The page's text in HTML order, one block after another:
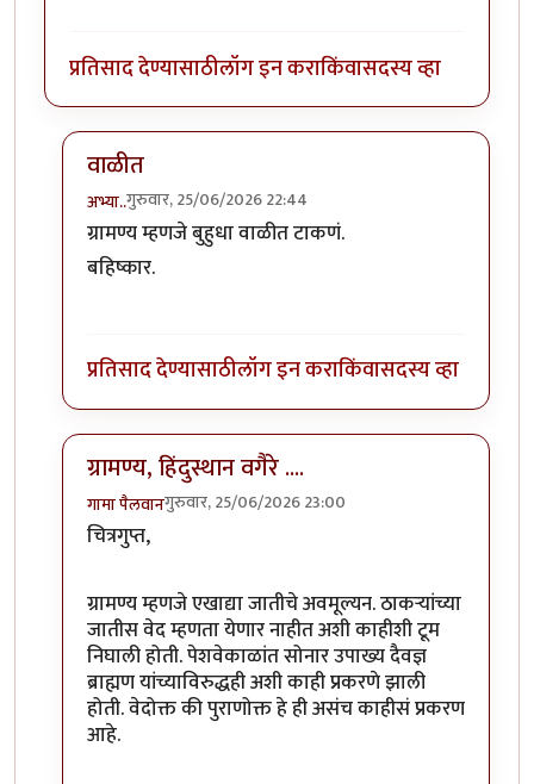
प्रतिसाद देण्यासाठीलॉग इन कराकिंवासदस्य व्हा
वाळीत
अभ्या..गुरुवार, 25/06/2026 22:44
In reply to@ गा. पै. : ' ग्रामण्य' म्हणजे काय ?
ग्रामण्य म्हणजे बुहुधा वाळीत टाकणं.
बहिष्कार.
प्रतिसाद देण्यासाठीलॉग इन कराकिंवासदस्य व्हा
ग्रामण्य, हिंदुस्थान वगैरे ....
गामा पैलवानगुरुवार, 25/06/2026 23:00
In reply to
चित्रगुप्त,
ग्रामण्य म्हणजे एखाद्या जातीचे अवमूल्यन. ठाकऱ्यांच्या
जातीस वेद म्हणता येणार नाहीत अशी काहीशी टूम
निघाली होती. पेशवेकाळांत सोनार उपाख्य दैवज्ञ
ब्राह्मण यांच्याविरुद्धही अशी काही प्रकरणे झाली
होती. वेदोक्त की पुराणोक्त हे ही असंच काहीसं प्रकरण
आहे.